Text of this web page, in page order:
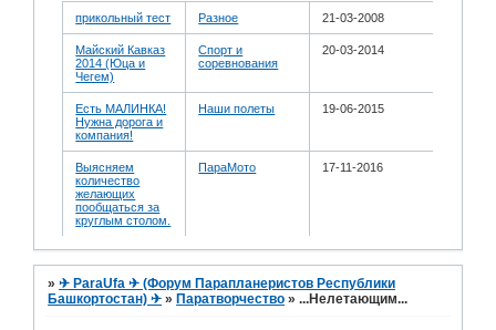
прикольный тест Разное 21-03-2008
Майский Кавказ
2014 (Юца и
Чегем)
Спорт и
соревнования
20-03-2014
Есть МАЛИНКА!
Нужна дорога и
компания!
Наши полеты 19-06-2015
Выясняем
количество
желающих
пообщаться за
круглым столом.
ПараМото 17-11-2016
»✈ ParaUfa ✈ (Форум Парапланеристов Республики
Башкортостан) ✈ » Паратворчество »...Нелетающим...